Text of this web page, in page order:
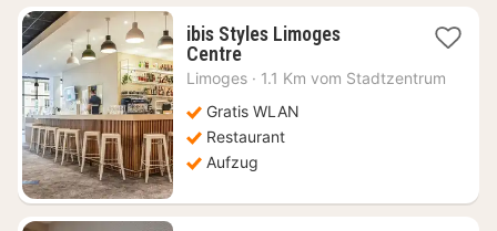
ibis Styles Limoges
Centre1
Nacht
89,23
€
Limoges · 1.1 Km vom Stadtzentrum
Gratis WLAN
Restaurant
Aufzug